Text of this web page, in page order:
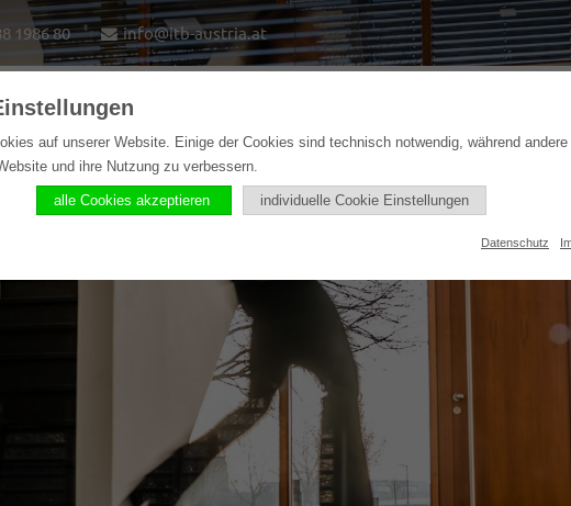
1986 80 info@itb-austria.at
Lösungen
auf unserer Website. Einige der Cookies sind technisch notwendig, während andere
und ihre Nutzung zu verbessern.
alle Cookies akzeptieren individuelle Cookie Einstellungen
Datenschutz